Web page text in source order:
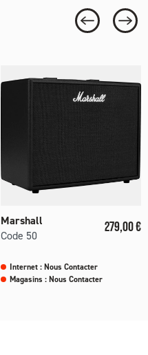
Marshall
Code 50
Prix
279,00 €
Internet : Nous Contacter
Magasins : Nous Contacter